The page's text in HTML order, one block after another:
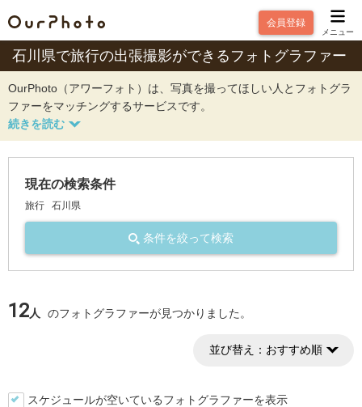
会員登録
メニュー
石川県で旅行の出張撮影ができるフォトグラファー
OurPhoto（アワーフォト）は、写真を撮ってほしい人とフォトグラ
ファーをマッチングするサービスです。
現在の検索条件
旅行 石川県
条件を絞って検索
12人 のフォトグラファーが見つかりました。
並び替え： おすすめ順
スケジュールが空いているフォトグラファーを表示